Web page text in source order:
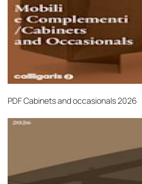
PDFCabinets and occasionals 2026